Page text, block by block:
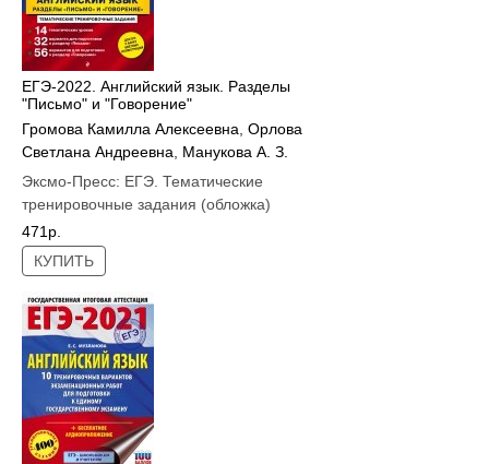
ЕГЭ-2022. Английский язык. Разделы
"Письмо" и "Говорение"
Громова Камилла Алексеевна, Орлова
Светлана Андреевна, Манукова А. З.
Эксмо-Пресс: ЕГЭ. Тематические
тренировочные задания (обложка)
471р.
КУПИТЬ